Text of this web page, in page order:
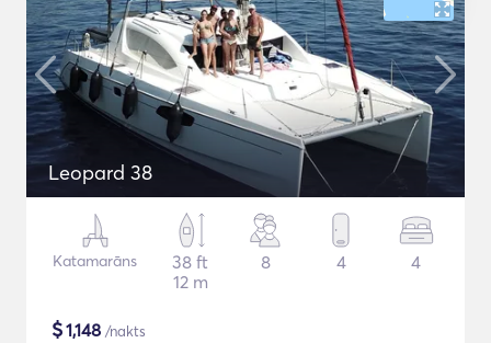
Leopard 38
Katamarāns
38 ft
12 m
8 4 4
$1,148 /nakts